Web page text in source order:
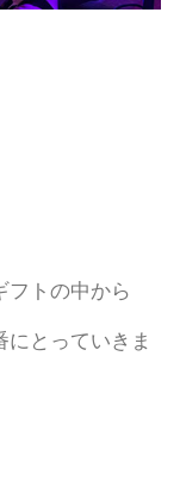
フトの中から
とっていきま